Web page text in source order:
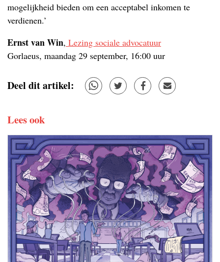
mogelijkheid bieden om een acceptabel inkomen te
verdienen.’
Ernst van Win, Lezing sociale advocatuur
Gorlaeus, maandag 29 september, 16:00 uur
Deel dit artikel:
Lees ook